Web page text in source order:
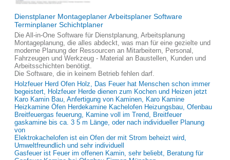
Dienstplaner Montageplaner Arbeitsplaner Software
Terminplaner Schichtplaner
Die All-in-One Software für Dienstplanung, Arbeitsplanung
Montageplanung, die alles abdeckt, was man für eine gezielte und
moderne Planung der Ressourcen an Mitarbeitern, Personal,
Fahrzeugen und Werkzeug - Material an Baustellen, Kunden und
Arbeitsschichten benötigt.
Die Software, die in keinem Betrieb fehlen darf.
Holzfeuer Herd Ofen Holz, Das Feuer hat Menschen schon immer
begeistert, Holzfeuer Herde dienen zum Kochen und Heizen jetzt
Karo Kamin Bau, Anfertigung von Kaminen, Karo Kamine
Heizkamine Öfen Herdekamine Kachelofen Heizungsbau, Ofenbau
Breitfeuergas feuerung, Kamine voll im Trend, Breitfeuer
gaskamine bis ca. 3 5 m Länge, oder nach individueller Planung
von
Elektrokachelofen ist ein Ofen der mit Strom beheizt wird,
Umweltfreundlich und sehr individuell
Gasfeuer ist Feuer im offenen Kamin, sehr beliebt, Beratung für